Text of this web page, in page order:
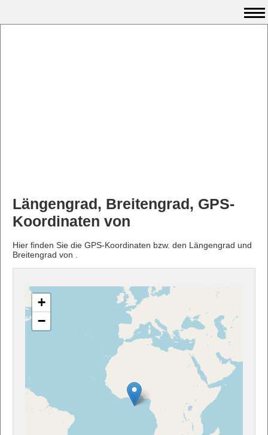
Längengrad, Breitengrad, GPS-
Koordinaten von
Hier finden Sie die GPS-Koordinaten bzw. den Längengrad und
Breitengrad von .
+
−